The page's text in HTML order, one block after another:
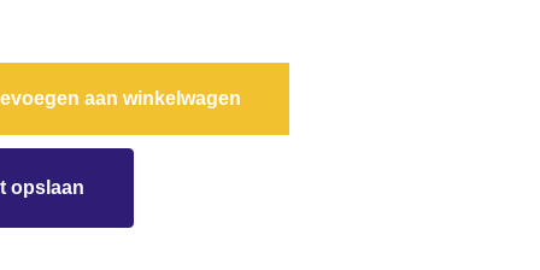
aan winkelwagen
opslaan